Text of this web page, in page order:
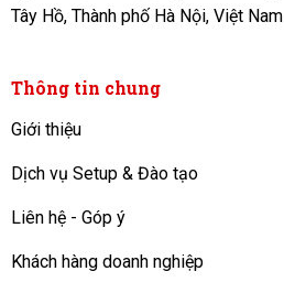
Tây Hồ, Thành phố Hà Nội, Việt Nam
Thông tin chung
Giới thiệu
Dịch vụ Setup & Đào tạo
Liên hệ - Góp ý
Khách hàng doanh nghiệp